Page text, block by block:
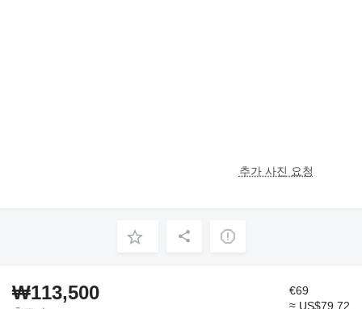
추가 사진 요청
₩113,500
€69
≈ US$79.72